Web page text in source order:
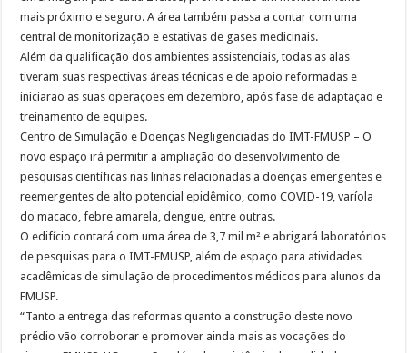
mais próximo e seguro. A área também passa a contar com uma
central de monitorização e estativas de gases medicinais.
Além da qualificação dos ambientes assistenciais, todas as alas
tiveram suas respectivas áreas técnicas e de apoio reformadas e
iniciarão as suas operações em dezembro, após fase de adaptação e
treinamento de equipes.
Centro de Simulação e Doenças Negligenciadas do IMT-FMUSP – O
novo espaço irá permitir a ampliação do desenvolvimento de
pesquisas científicas nas linhas relacionadas a doenças emergentes e
reemergentes de alto potencial epidêmico, como COVID-19, varíola
do macaco, febre amarela, dengue, entre outras.
O edifício contará com uma área de 3,7 mil m² e abrigará laboratórios
de pesquisas para o IMT-FMUSP, além de espaço para atividades
acadêmicas de simulação de procedimentos médicos para alunos da
FMUSP.
“Tanto a entrega das reformas quanto a construção deste novo
prédio vão corroborar e promover ainda mais as vocações do